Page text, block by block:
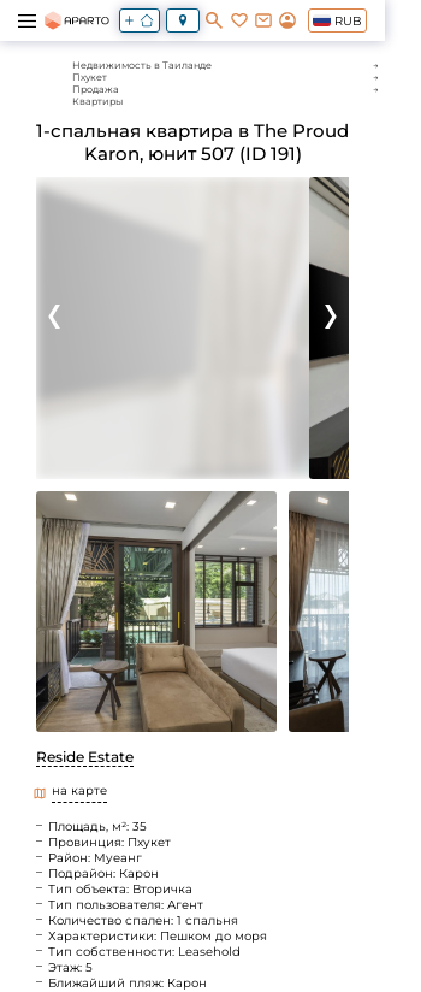
RUB
Недвижимость в Таиланде
Пхукет
Продажа
Квартиры
1-спальная квартира в The Proud
Karon, юнит 507 (ID 191)
Reside Estate
на карте
Площадь, м²: 35
Провинция: Пхукет
Район: Муеанг
Подрайон: Карон
Тип объекта: Вторичка
Тип пользователя: Агент
Количество спален: 1 спальня
Характеристики: Пешком до моря
Тип собственности: Leasehold
Этаж: 5
Ближайший пляж: Карон